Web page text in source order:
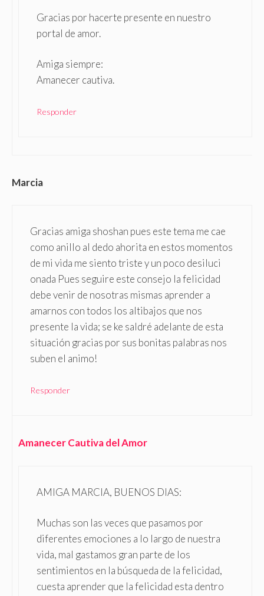
Gracias por hacerte presente en nuestro
portal de amor.
Amiga siempre:
Amanecer cautiva.
Responder
Marcia
Gracias amiga shoshan pues este tema me cae
como anillo al dedo ahorita en estos momentos
de mi vida me siento triste y un poco desiluci
onada Pues seguire este consejo la felicidad
debe venir de nosotras mismas aprender a
amarnos con todos los altibajos que nos
presente la vida; se ke saldré adelante de esta
situación gracias por sus bonitas palabras nos
suben el animo!
Responder
Amanecer Cautiva del Amor
AMIGA MARCIA, BUENOS DIAS:
Muchas son las veces que pasamos por
diferentes emociones a lo largo de nuestra
vida, mal gastamos gran parte de los
sentimientos en la búsqueda de la felicidad,
cuesta aprender que la felicidad esta dentro